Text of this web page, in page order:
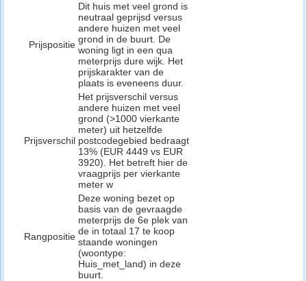
Prijspositie
Dit huis met veel grond is
neutraal geprijsd versus
andere huizen met veel
grond in de buurt. De
woning ligt in een qua
meterprijs dure wijk. Het
prijskarakter van de
plaats is eveneens duur.
Prijsverschil
Het prijsverschil versus
andere huizen met veel
grond (>1000 vierkante
meter) uit hetzelfde
postcodegebied bedraagt
13% (EUR 4449 vs EUR
3920). Het betreft hier de
vraagprijs per vierkante
meter w
Rangpositie
Deze woning bezet op
basis van de gevraagde
meterprijs de 6e plek van
de in totaal 17 te koop
staande woningen
(woontype:
Huis_met_land) in deze
buurt.